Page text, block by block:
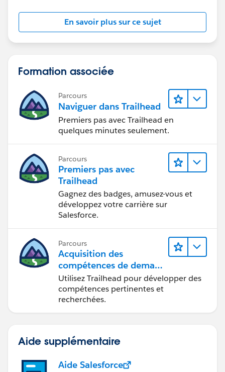
En savoir plus sur ce sujet
Formation associée
Parcours
Naviguer dans Trailhead
Premiers pas avec Trailhead en
quelques minutes seulement.
Parcours
Premiers pas avec
Trailhead
Gagnez des badges, amusez-vous et
développez votre carrière sur
Salesforce.
Parcours
Acquisition des
compétences de demain
avec Trailhead
Utilisez Trailhead pour développer des
compétences pertinentes et
recherchées.
Aide supplémentaire
Aide Salesforce